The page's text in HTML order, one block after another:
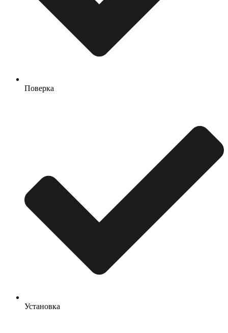
Поверка
Установка